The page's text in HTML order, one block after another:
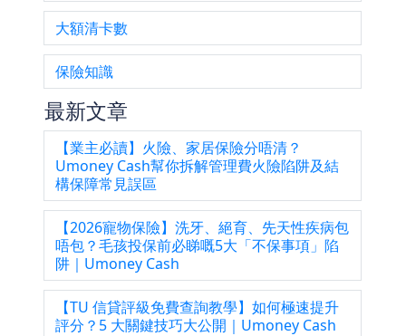
大額清卡數
保險知識
最新文章
【業主必讀】火險、家居保險分唔清？
Umoney Cash幫你拆解管理費火險陷阱及結
構保障常見誤區
【2026寵物保險】洗牙、絕育、先天性疾病包
唔包？毛孩投保前必睇嘅5大「不保事項」陷
阱｜Umoney Cash
【TU 信貸評級免費查詢教學】如何極速提升
評分？5 大關鍵技巧大公開｜Umoney Cash